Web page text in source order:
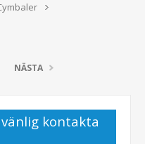
NÄSTA
kontakta